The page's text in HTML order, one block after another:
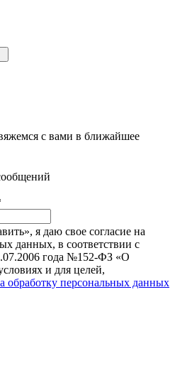
с вами в ближайшее
я даю свое согласие на
данных, в соответствии с
года №152-ФЗ «О
и для целей,
обработку персональных данных